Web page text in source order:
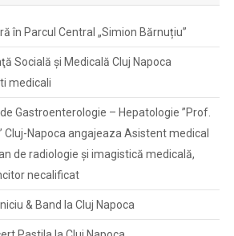
în Parcul Central „Simion Bărnuțiu”
Socială şi Medicală Cluj Napoca
medicali
Gastroenterologie – Hepatologie ”Prof.
Cluj-Napoca angajeaza Asistent medical
de radiologie și imagistică medicală,
necalificat
& Band la Cluj Napoca